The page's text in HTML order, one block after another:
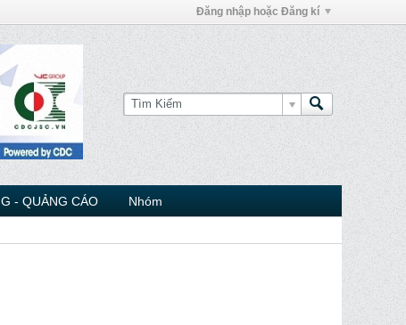
Đăng nhập hoặc Đăng kí
- QUẢNG CÁO Nhóm